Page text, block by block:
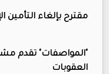
مقترح بإلغاء التأمين
"المواصفات" تقدم
العقوبات